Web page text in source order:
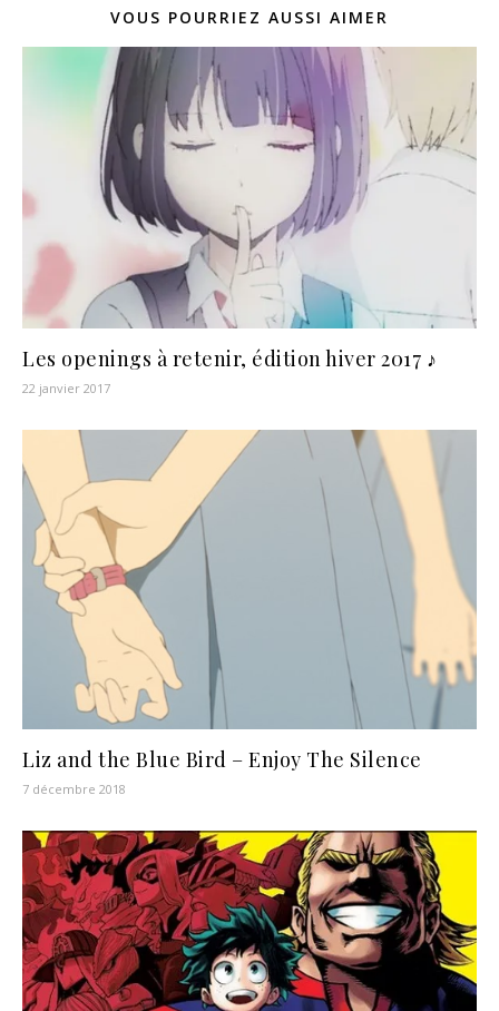
VOUS POURRIEZ AUSSI AIMER
Les openings à retenir, édition hiver 2017 ♪
22 janvier 2017
Liz and the Blue Bird – Enjoy The Silence
7 décembre 2018